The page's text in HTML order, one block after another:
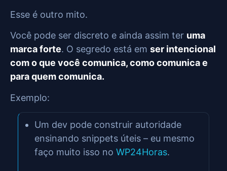
Esse é outro mito.
Você pode ser discreto e ainda assim ter uma
marca forte. O segredo está em ser intencional
com o que você comunica, como comunica e
para quem comunica.
Exemplo:
Um dev pode construir autoridade
ensinando snippets úteis – eu mesmo
faço muito isso no WP24Horas.